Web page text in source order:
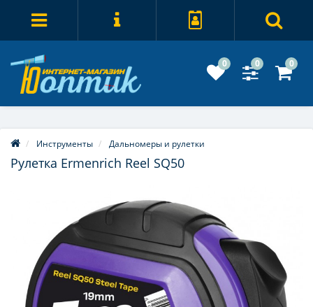
0 0 0
Инструменты Дальномеры и рулетки
Рулетка Ermenrich Reel SQ50